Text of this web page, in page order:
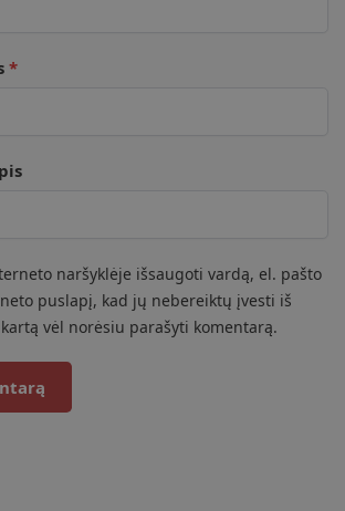
*
naršyklėje išsaugoti vardą, el. pašto
puslapį, kad jų nebereiktų įvesti iš
vėl norėsiu parašyti komentarą.